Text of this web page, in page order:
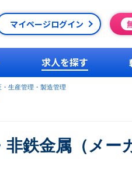
マイページログイン
求人を探す
生産管理・製造管理
鉄金属（メー